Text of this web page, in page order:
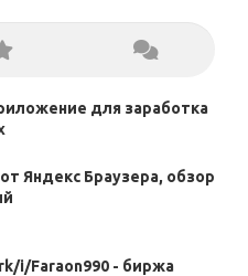
для заработка
Яндекс Браузера, обзор
i/Faraon990 - биржа